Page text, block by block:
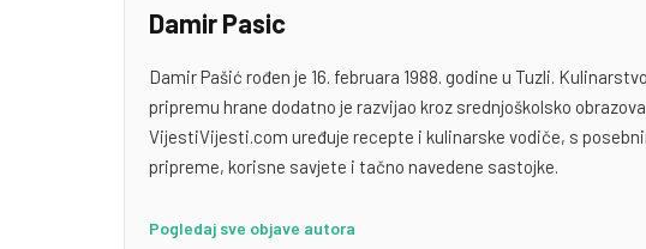
Damir Pasic
Damir Pašić rođen je 16. februara 1988. godine u Tuzli.
pripremu hrane dodatno je razvijao kroz srednjoškolsko
VijestiVijesti.com uređuje recepte i kulinarske vodiče, s
pripreme, korisne savjete i tačno navedene sastojke.
Pogledaj sve objave autora